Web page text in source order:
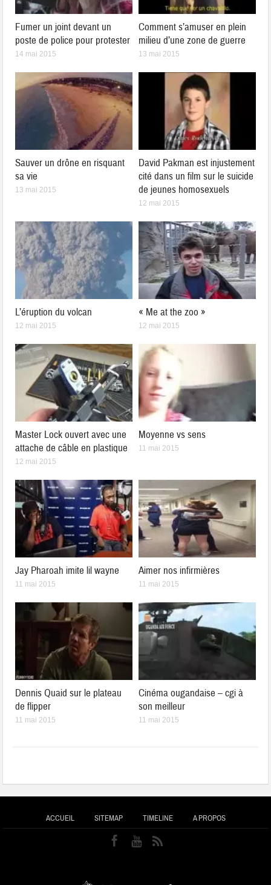
Fumer un joint devant un
poste de police pour protester
14 mai 2015
Comment s’amuser en plein
milieu d’une zone de guerre
13 mai 2015
Sauver un drône en risquant
sa vie
13 mai 2015
David Pakman est injustement
cité dans un film sur le suicide
de jeunes homosexuels
12 mai 2015
L’éruption du volcan
12 mai 2015
« Me at the zoo »
12 mai 2015
Master Lock ouvert avec une
attache de câble en plastique
12 mai 2015
Moyenne vs sens
11 mai 2015
Jay Pharoah imite lil wayne
11 mai 2015
Aimer nos infirmières
11 mai 2015
Dennis Quaid sur le plateau
de flipper
11 mai 2015
Cinéma ougandaise – cgi à
son meilleur
11 mai 2015
ACCUEIL SITEMAP TIMELINE A PROPOS